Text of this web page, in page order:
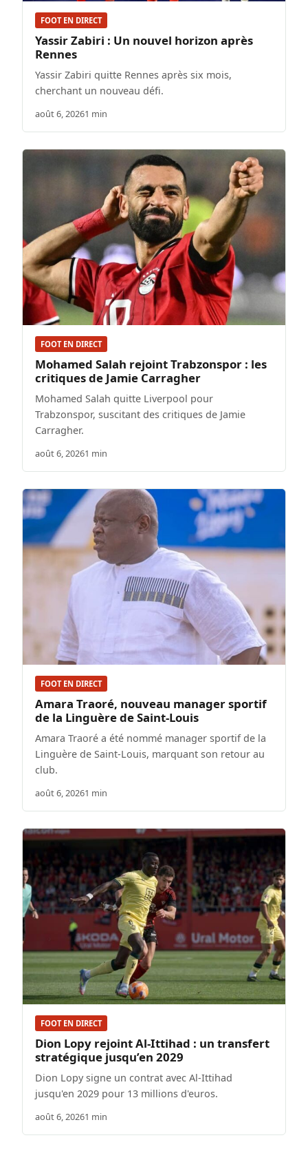
FOOT EN DIRECT
Yassir Zabiri : Un nouvel horizon après
Rennes
Yassir Zabiri quitte Rennes après six mois,
cherchant un nouveau défi.
août 6, 20261 min
FOOT EN DIRECT
Mohamed Salah rejoint Trabzonspor : les
critiques de Jamie Carragher
Mohamed Salah quitte Liverpool pour
Trabzonspor, suscitant des critiques de Jamie
Carragher.
août 6, 20261 min
FOOT EN DIRECT
Amara Traoré, nouveau manager sportif
de la Linguère de Saint-Louis
Amara Traoré a été nommé manager sportif de la
Linguère de Saint-Louis, marquant son retour au
club.
août 6, 20261 min
FOOT EN DIRECT
Dion Lopy rejoint Al-Ittihad : un transfert
stratégique jusqu’en 2029
Dion Lopy signe un contrat avec Al-Ittihad
jusqu'en 2029 pour 13 millions d'euros.
août 6, 20261 min